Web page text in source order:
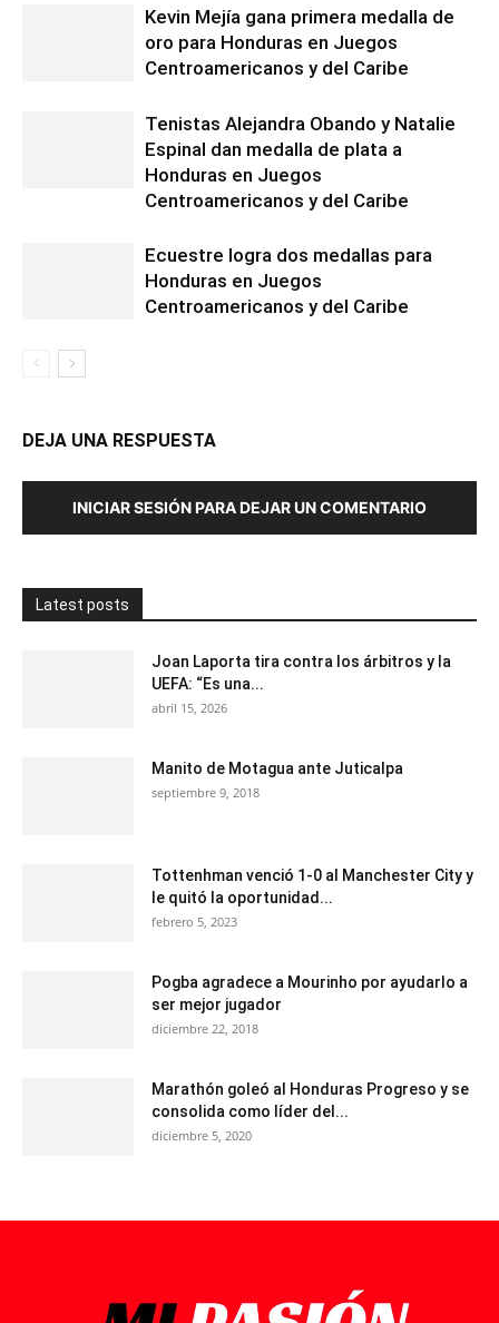
Kevin Mejía gana primera medalla de
oro para Honduras en Juegos
Centroamericanos y del Caribe
Tenistas Alejandra Obando y Natalie
Espinal dan medalla de plata a
Honduras en Juegos
Centroamericanos y del Caribe
Ecuestre logra dos medallas para
Honduras en Juegos
Centroamericanos y del Caribe
DEJA UNA RESPUESTA
INICIAR SESIÓN PARA DEJAR UN COMENTARIO
Latest posts
Joan Laporta tira contra los árbitros y la
UEFA: “Es una...
abril 15, 2026
Manito de Motagua ante Juticalpa
septiembre 9, 2018
Tottenhman venció 1-0 al Manchester City y
le quitó la oportunidad...
febrero 5, 2023
Pogba agradece a Mourinho por ayudarlo a
ser mejor jugador
diciembre 22, 2018
Marathón goleó al Honduras Progreso y se
consolida como líder del...
diciembre 5, 2020